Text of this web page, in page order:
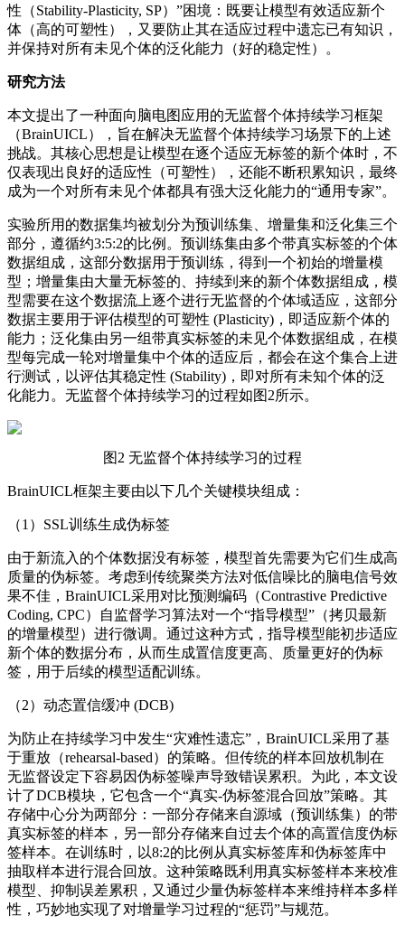
性（Stability-Plasticity, SP）”困境：既要让模型有效适应新个
体（高的可塑性），又要防止其在适应过程中遗忘已有知识，
并保持对所有未见个体的泛化能力（好的稳定性）。
研究方法
本文提出了一种面向脑电图应用的无监督个体持续学习框架
（BrainUICL），旨在解决无监督个体持续学习场景下的上述
挑战。其核心思想是让模型在逐个适应无标签的新个体时，不
仅表现出良好的适应性（可塑性），还能不断积累知识，最终
成为一个对所有未见个体都具有强大泛化能力的“通用专家”。
实验所用的数据集均被划分为预训练集、 增量集和泛化集三个
部分，遵循约3:5:2的比例。预训练集由多个带真实标签的个体
数据组成，这部分数据用于预训练，得到一个初始的增量模
型；增量集由大量无标签的、持续到来的新个体数据组成，模
型需要在这个数据流上逐个进行无监督的个体域适应，这部分
数据主要用于评估模型的可塑性 (Plasticity)，即适应新个体的
能力；泛化集由另一组带真实标签的未见个体数据组成，在模
型每完成一轮对增量集中个体的适应后，都会在这个集合上进
行测试，以评估其稳定性 (Stability)，即对所有未知个体的泛
化能力。无监督个体持续学习的过程如图2所示。
图2 无监督个体持续学习的过程
BrainUICL框架主要由以下几个关键模块组成：
（1）SSL训练生成伪标签
由于新流入的个体数据没有标签，模型首先需要为它们生成高
质量的伪标签。考虑到传统聚类方法对低信噪比的脑电信号效
果不佳，BrainUICL采用对比预测编码（Contrastive Predictive
Coding, CPC）自监督学习算法对一个“指导模型”（拷贝最新
的增量模型）进行微调。通过这种方式，指导模型能初步适应
新个体的数据分布，从而生成置信度更高、质量更好的伪标
签，用于后续的模型适配训练。
（2）动态置信缓冲 (DCB)
为防止在持续学习中发生“灾难性遗忘”，BrainUICL采用了基
于重放（rehearsal-based）的策略。但传统的样本回放机制在
无监督设定下容易因伪标签噪声导致错误累积。为此，本文设
计了DCB模块，它包含一个“真实-伪标签混合回放”策略。其
存储中心分为两部分：一部分存储来自源域（预训练集）的带
真实标签的样本，另一部分存储来自过去个体的高置信度伪标
签样本。在训练时，以8:2的比例从真实标签库和伪标签库中
抽取样本进行混合回放。这种策略既利用真实标签样本来校准
模型、抑制误差累积，又通过少量伪标签样本来维持样本多样
性，巧妙地实现了对增量学习过程的“惩罚”与规范。